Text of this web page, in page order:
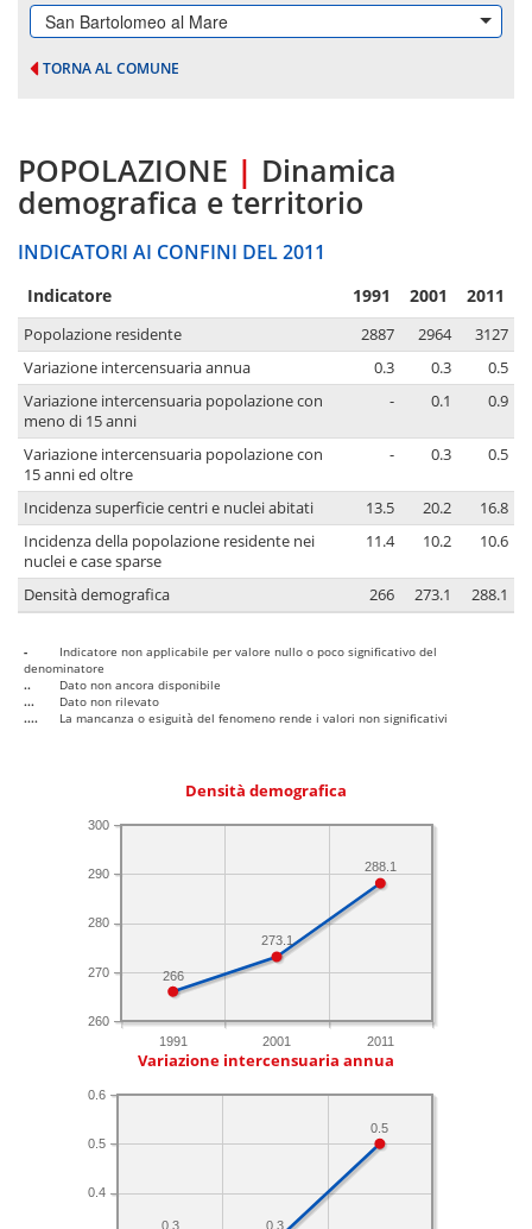
San Bartolomeo al Mare
TORNA AL COMUNE
POPOLAZIONE | Dinamica
demografica e territorio
INDICATORI AI CONFINI DEL 2011
Indicatore 1991 2001 2011
Popolazione residente 2887 2964
3127
Variazione intercensuaria annua
0.3 0.3
0.5
Variazione intercensuaria popolazione con
meno di 15 anni
- 0.1 0.9
Variazione intercensuaria popolazione con
15 anni ed oltre
- 0.3 0.5
Incidenza superficie centri e nuclei abitati 13.5 20.2
16.8
Incidenza della popolazione residente nei
nuclei e case sparse
11.4 10.2 10.6
Densità demografica 266 273.1 288.1
-
Indicatore non applicabile per valore nullo o poco significativo del
denominatore
..
Dato non ancora disponibile
...
Dato non rilevato
....
La mancanza o esiguità del fenomeno rende i valori non significativi
Densità demografica
1991 2001 2011
260
270
280
290
300
288.1
273.1
266
Variazione intercensuaria annua
0.4
0.5
0.6
0.5
0.3
0.3